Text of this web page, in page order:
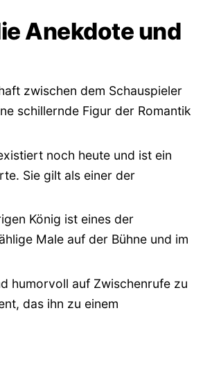
Anekdote und
zwischen dem Schauspieler
schillernde Figur der Romantik
noch heute und ist ein
Sie gilt als einer der
König ist eines der
Male auf der Bühne und im
humorvoll auf Zwischenrufe zu
das ihn zu einem